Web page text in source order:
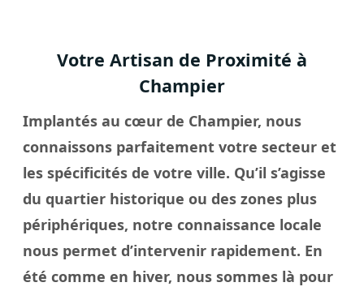
Votre Artisan de Proximité à
Champier
Implantés au cœur de Champier, nous
connaissons parfaitement votre secteur et
les spécificités de votre ville. Qu’il s’agisse
du quartier historique ou des zones plus
périphériques, notre connaissance locale
nous permet d’intervenir rapidement. En
été comme en hiver, nous sommes là pour